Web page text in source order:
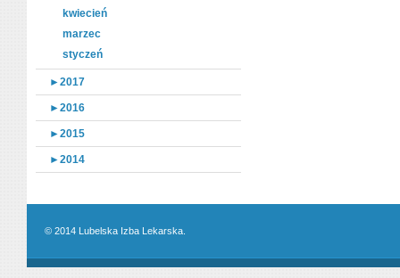
kwiecień
marzec
styczeń
►2017
►2016
►2015
►2014
© 2014 Lubelska Izba Lekarska.